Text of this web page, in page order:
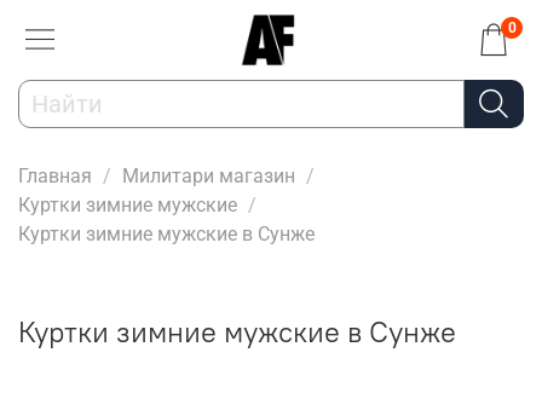
0
Главная
Милитари магазин
Куртки зимние мужские
Куртки зимние мужские в Сунже
Куртки зимние мужские в Сунже